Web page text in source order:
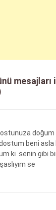
mesajları
doğum
beni asla
ki .senin gibi
se